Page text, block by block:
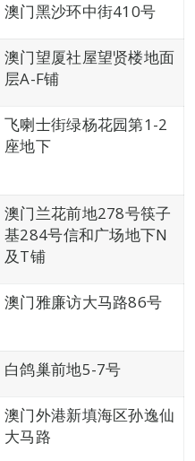
澳门黑沙环中街410号
澳门望厦社屋望贤楼地面
层A-F铺
飞喇士街绿杨花园第1-2
座地下
澳门兰花前地278号筷子
基284号信和广场地下N
及T铺
澳门雅廉访大马路86号
白鸽巢前地5-7号
澳门外港新填海区孙逸仙
大马路